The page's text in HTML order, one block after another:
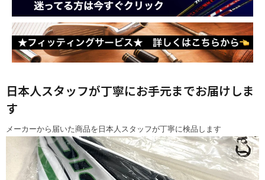
日本人スタッフが丁寧にお手元までお届けしま
す
メーカーから届いた商品を日本人スタッフが丁寧に検品します